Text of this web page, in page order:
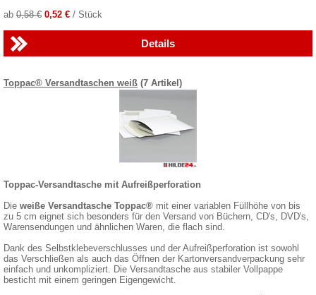
ab 0,58 € 0,52 € / Stück
Details
Toppac® Versandtaschen weiß (7 Artikel)
Toppac-Versandtasche mit Aufreißperforation
Die weiße Versandtasche Toppac® mit einer variablen Füllhöhe von bis
zu 5 cm eignet sich besonders für den Versand von Büchern, CD's, DVD's,
Warensendungen und ähnlichen Waren, die flach sind.
Dank des Selbstklebeverschlusses und der Aufreißperforation ist sowohl
das Verschließen als auch das Öffnen der Kartonversandverpackung sehr
einfach und unkompliziert. Die Versandtasche aus stabiler Vollpappe
besticht mit einem geringen Eigengewicht.